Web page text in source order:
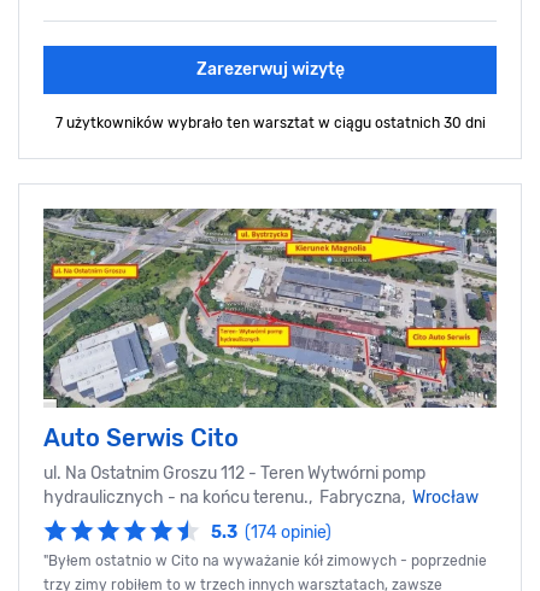
Zarezerwuj wizytę
7 użytkowników wybrało ten warsztat w ciągu ostatnich 30 dni
Auto Serwis Cito
ul. Na Ostatnim Groszu 112 - Teren Wytwórni pomp
hydraulicznych - na końcu terenu., Fabryczna, Wrocław
5.3 (174 opinie)
"Byłem ostatnio w Cito na wyważanie kół zimowych - poprzednie
trzy zimy robiłem to w trzech innych warsztatach, zawsze